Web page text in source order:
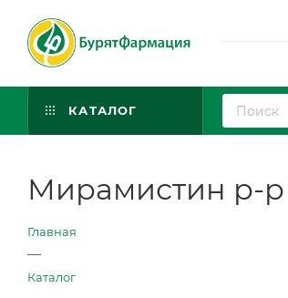
КАТАЛОГ
Мирамистин р-р
Главная
—
Каталог